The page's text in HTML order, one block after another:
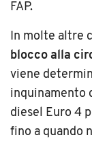
FAP.
In molte altre
blocco alla
viene
inquinamento
diesel Euro 4
fino a quando